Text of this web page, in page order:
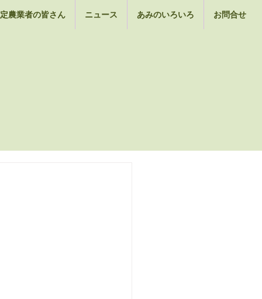
農業者の皆さん ニュース あみのいろいろ お問合せ